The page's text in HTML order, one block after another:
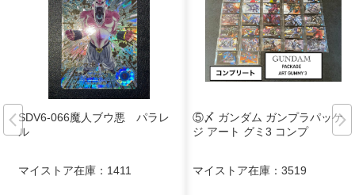
SDV6-066魔人ブウ悪 パラレ
ル
マイストア在庫： 1411
⑤〆 ガンダム ガンプラパッケー
ジ アート グミ3 コンプ
マイストア在庫： 3519